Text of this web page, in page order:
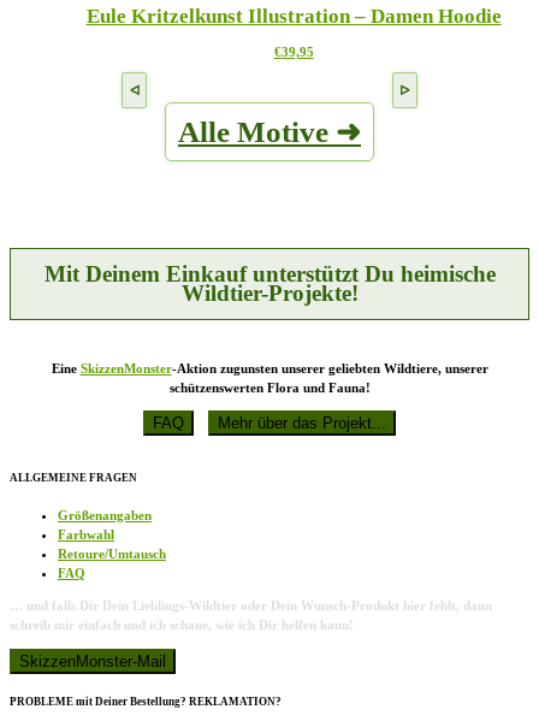
Produktseite
werden
Varianten
Die
der
Produktseite
Eule Kritzelkunst Illustration – Damen Hoodie
€39,95Dieses
Varianten
auf.
Produktseite
gewählt
werden
Alle Motive ➜
Mit Deinem Einkauf unterstützt Du heimische
Wildtier-Projekte!
Eine SkizzenMonster-Aktion zugunsten unserer geliebten Wildtiere, unserer
schützenswerten Flora und Fauna!
ALLGEMEINE FRAGEN
Größenangaben
Farbwahl
Retoure/Umtausch
FAQ
… und falls Dir Dein Lieblings-Wildtier oder Dein Wunsch-Produkt hier fehlt, dann
schreib mir einfach und ich schaue, wie ich Dir helfen kann!
PROBLEME mit Deiner Bestellung? REKLAMATION?